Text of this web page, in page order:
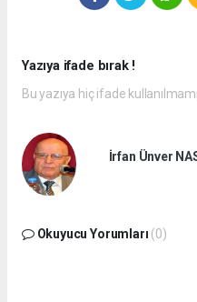
Yazıya ifade bırak !
Bu yazıya hiç ifade
İrfan Ünver
Okuyucu Yorumları (0)